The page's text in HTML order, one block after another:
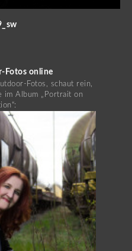
Fotos online
Fotos, schaut rein,
im Album „Portrait on